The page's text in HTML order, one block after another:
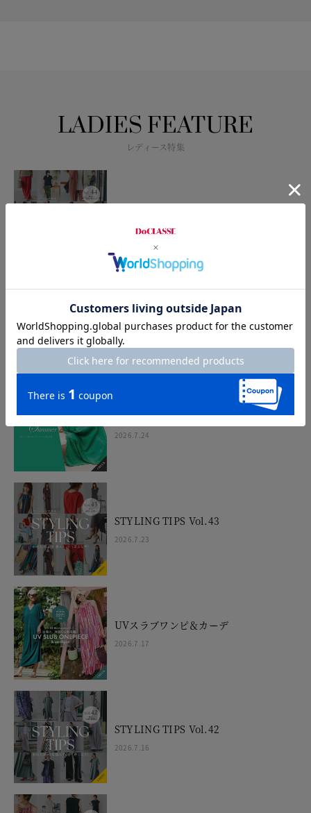
LADIES FEATURE
レディース特集
STYLING TIPS Vol.44
2026.8.6
Sarari Air 3世代のワードローブ・リレ
ー
2026.7.30
Dramatic Summer
2026.7.24
STYLING TIPS Vol.43
2026.7.23
UVスラブワンピ＆カーデ
2026.7.17
STYLING TIPS Vol.42
2026.7.16